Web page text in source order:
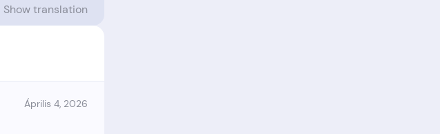
Show translation
Április 4, 2026